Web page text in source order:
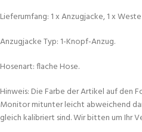
Lieferumfang: 1 x Anzugjacke, 1 x
Anzugjacke Typ: 1-Knopf-Anzug.
Hosenart: flache Hose.
Hinweis: Die Farbe der Artikel auf den
Monitor mitunter leicht abweichend
gleich kalibriert sind. Wir bitten um Ihr